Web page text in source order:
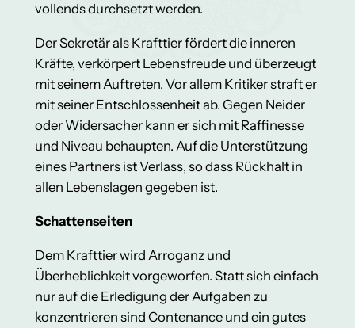
vollends durchsetzt werden.
Der Sekretär als Krafttier fördert die inneren
Kräfte, verkörpert Lebensfreude und überzeugt
mit seinem Auftreten. Vor allem Kritiker straft er
mit seiner Entschlossenheit ab. Gegen Neider
oder Widersacher kann er sich mit Raffinesse
und Niveau behaupten. Auf die Unterstützung
eines Partners ist Verlass, so dass Rückhalt in
allen Lebenslagen gegeben ist.
Schattenseiten
Dem Krafttier wird Arroganz und
Überheblichkeit vorgeworfen. Statt sich einfach
nur auf die Erledigung der Aufgaben zu
konzentrieren sind Contenance und ein gutes